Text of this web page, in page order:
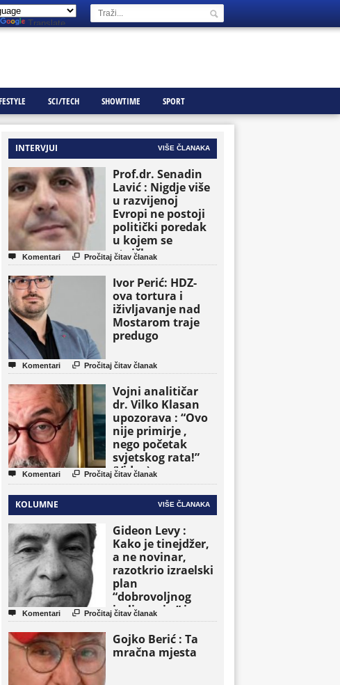
Translate
SCI/TECH SHOWTIME SPORT
INTERVJUI VIŠE ČLANAKA
Prof.dr. Senadin
Lavić : Nigdje više
u razvijenoj
Evropi ne postoji
politički poredak
u kojem se
etničke grupe
pojavljuju kao
osnovne političke
jedinice
 Komentari  Pročitaj čitav članak
Ivor Perić: HDZ-
ova tortura i
iživljavanje nad
Mostarom traje
predugo
 Komentari  Pročitaj čitav članak
Vojni analitičar
dr. Vilko Klasan
upozorava : “Ovo
nije primirje ,
nego početak
svjetskog rata!”
(Video)
 Komentari  Pročitaj čitav članak
KOLUMNE VIŠE ČLANAKA
Gideon Levy :
Kako je tinejdžer,
a ne novinar,
razotkrio izraelski
plan
“dobrovoljnog
iseljavanja ” iz
Gaze
 Komentari  Pročitaj čitav članak
Gojko Berić : Ta
mračna mjesta